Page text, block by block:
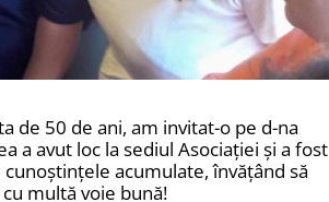
de 50 de ani, am invitat-o pe d-na
a avut loc la sediul Asociaţiei şi a fost
acumulate, învăţând să
multă voie bună!